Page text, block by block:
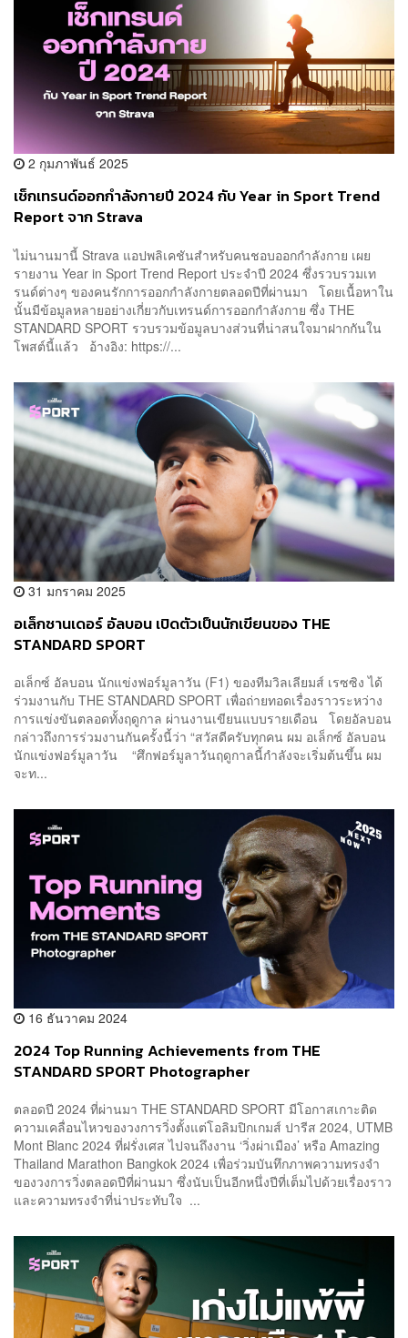
2 กุมภาพันธ์ 2025
เช็กเทรนด์ออกกำลังกายปี 2024 กับ Year in Sport Trend
Report จาก Strava
ไม่นานมานี้ Strava แอปพลิเคชันสำหรับคนชอบออกกำลังกาย เผย
รายงาน Year in Sport Trend Report ประจำปี 2024 ซึ่งรวบรวมเท
รนด์ต่างๆ ของคนรักการออกกำลังกายตลอดปีที่ผ่านมา โดยเนื้อหาใน
นั้นมีข้อมูลหลายอย่างเกี่ยวกับเทรนด์การออกกำลังกาย ซึ่ง THE
STANDARD SPORT รวบรวมข้อมูลบางส่วนที่น่าสนใจมาฝากกันใน
โพสต์นี้แล้ว อ้างอิง: https://...
31 มกราคม 2025
อเล็กซานเดอร์ อัลบอน เปิดตัวเป็นนักเขียนของ THE
STANDARD SPORT
อเล็กซ์ อัลบอน นักแข่งฟอร์มูลาวัน (F1) ของทีมวิลเลียมส์ เรซซิง ได้
ร่วมงานกับ THE STANDARD SPORT เพื่อถ่ายทอดเรื่องราวระหว่าง
การแข่งขันตลอดทั้งฤดูกาล ผ่านงานเขียนแบบรายเดือน โดยอัลบอน
กล่าวถึงการร่วมงานกันครั้งนี้ว่า “สวัสดีครับทุกคน ผม อเล็กซ์ อัลบอน
นักแข่งฟอร์มูลาวัน “ศึกฟอร์มูลาวันฤดูกาลนี้กำลังจะเริ่มต้นขึ้น ผม
จะท...
16 ธันวาคม 2024
2024 Top Running Achievements from THE
STANDARD SPORT Photographer
ตลอดปี 2024 ที่ผ่านมา THE STANDARD SPORT มีโอกาสเกาะติด
ความเคลื่อนไหวของวงการวิ่งตั้งแต่โอลิมปิกเกมส์ ปารีส 2024, UTMB
Mont Blanc 2024 ที่ฝรั่งเศส ไปจนถึงงาน ‘วิ่งผ่าเมือง’ หรือ Amazing
Thailand Marathon Bangkok 2024 เพื่อร่วมบันทึกภาพความทรงจำ
ของวงการวิ่งตลอดปีที่ผ่านมา ซึ่งนับเป็นอีกหนึ่งปีที่เต็มไปด้วยเรื่องราว
และความทรงจำที่น่าประทับใจ ...